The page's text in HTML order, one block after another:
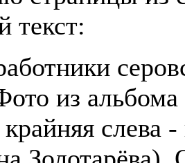
текст:
из
слева